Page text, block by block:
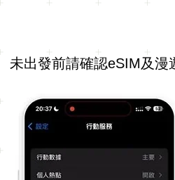
未出發前請確認eSIM及漫